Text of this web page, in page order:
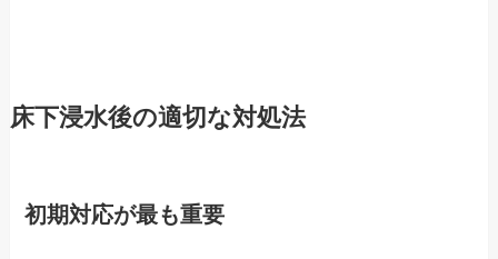
床下浸水後の適切な対処法
初期対応が最も重要